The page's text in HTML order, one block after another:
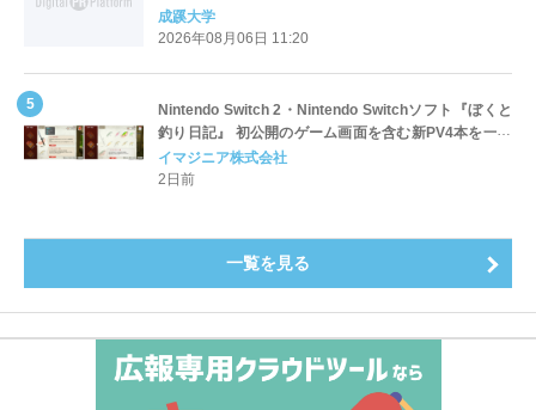
全国第1位を獲得！～実就職率は26.5%（前年比＋
4.3pt）に伸長、東京の私立大学でも10位にランクイン
成蹊大学
2026年08月06日 11:20
Nintendo Switch 2・Nintendo Switchソフト『ぼくと
釣り日記』 初公開のゲーム画面を含む新PV4本を一挙
公開！
イマジニア株式会社
2日前
一覧を見る